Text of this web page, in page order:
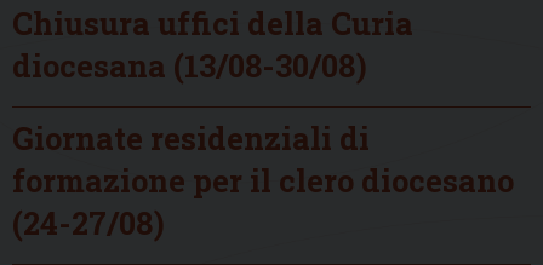
Chiusura uffici della Curia
diocesana (13/08-30/08)
Giornate residenziali di
formazione per il clero diocesano
(24-27/08)